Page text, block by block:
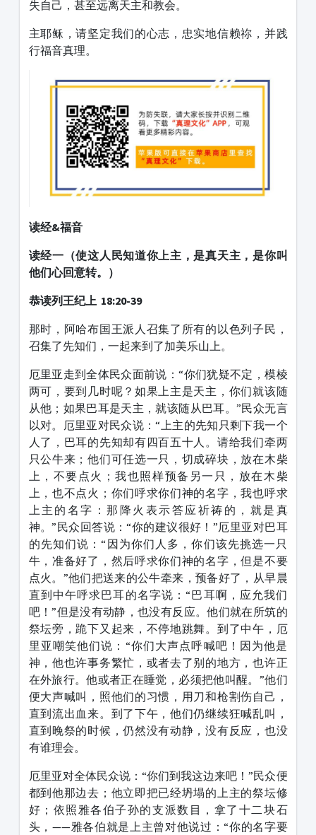
失自己，甚至远离天主和教会。
主耶稣，请坚定我们的心志，忠实地信赖祢，并践
行福音真理。
读经&福音
读经一（使这人民知道你上主，是真天主，是你叫
他们心回意转。）
恭读列王纪上 18:20-39
那时，阿哈布国王派人召集了所有的以色列子民，
召集了先知们，一起来到了加美乐山上。
厄里亚走到全体民众面前说：“你们犹疑不定，模棱
两可，要到几时呢？如果上主是天主，你们就该随
从他；如果巴耳是天主，就该随从巴耳。”民众无言
以对。厄里亚对民众说：“上主的先知只剩下我一个
人了，巴耳的先知却有四百五十人。请给我们牵两
只公牛来；他们可任选一只，切成碎块，放在木柴
上，不要点火；我也照样预备另一只，放在木柴
上，也不点火；你们呼求你们神的名字，我也呼求
上主的名字：那降火表示答应祈祷的，就是真
神。”民众回答说：“你的建议很好！”厄里亚对巴耳
的先知们说：“因为你们人多，你们该先挑选一只
牛，准备好了，然后呼求你们神的名字，但是不要
点火。”他们把送来的公牛牵来，预备好了，从早晨
直到中午呼求巴耳的名字说：“巴耳啊，应允我们
吧！”但是没有动静，也没有反应。他们就在所筑的
祭坛旁，跪下又起来，不停地跳舞。到了中午，厄
里亚嘲笑他们说：“你们大声点呼喊吧！因为他是
神，他也许事务繁忙，或者去了别的地方，也许正
在外旅行。他或者正在睡觉，必须把他叫醒。”他们
便大声喊叫，照他们的习惯，用刀和枪割伤自己，
直到流出血来。到了下午，他们仍继续狂喊乱叫，
直到晚祭的时候，仍然没有动静，没有反应，也没
有谁理会。
厄里亚对全体民众说：“你们到我这边来吧！”民众便
都到他那边去；他立即把已经坍塌的上主的祭坛修
好；依照雅各伯子孙的支派数目，拿了十二块石
头，——雅各伯就是上主曾对他说过：“你的名字要